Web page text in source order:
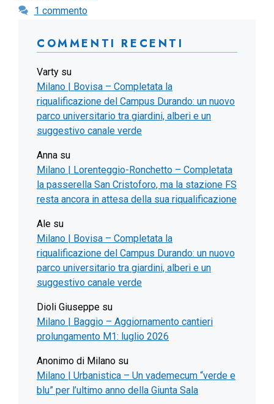
1 commento
COMMENTI RECENTI
Varty su
Milano | Bovisa – Completata la
riqualificazione del Campus Durando: un nuovo
parco universitario tra giardini, alberi e un
suggestivo canale verde
Anna su
Milano | Lorenteggio-Ronchetto – Completata
la passerella San Cristoforo, ma la stazione FS
resta ancora in attesa della sua riqualificazione
Ale su
Milano | Bovisa – Completata la
riqualificazione del Campus Durando: un nuovo
parco universitario tra giardini, alberi e un
suggestivo canale verde
Dioli Giuseppe su
Milano | Baggio – Aggiornamento cantieri
prolungamento M1: luglio 2026
Anonimo di Milano su
Milano | Urbanistica – Un vademecum “verde e
blu” per l’ultimo anno della Giunta Sala